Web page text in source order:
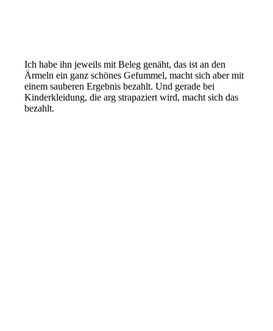
Ich habe ihn jeweils mit Beleg genäht, das ist an den
Ärmeln ein ganz schönes Gefummel, macht sich aber mit
einem sauberen Ergebnis bezahlt. Und gerade bei
Kinderkleidung, die arg strapaziert wird, macht sich das
bezahlt.